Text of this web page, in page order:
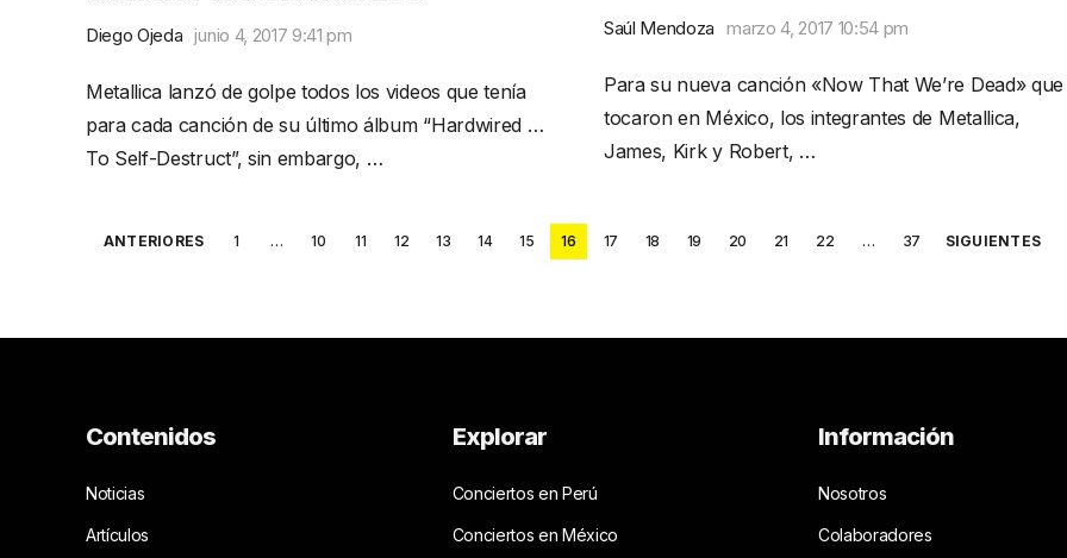
Diego Ojeda junio 4, 2017 9:41 pm
Metallica lanzó de golpe todos los videos que tenía
para cada canción de su último álbum “Hardwired …
To Self-Destruct”, sin embargo, …
Saúl Mendoza marzo 4, 2017 10:54 pm
Para su nueva canción «Now That We’re Dead» que
tocaron en México, los integrantes de Metallica,
James, Kirk y Robert, …
Posts
ANTERIORES 1 … 10 11 12 13 14 15 16 17 18 19 20 21 22 … 37 SIGUIENTES
Contenidos
Noticias
Artículos
Explorar
Conciertos en Perú
Conciertos en México
Información
Nosotros
Colaboradores